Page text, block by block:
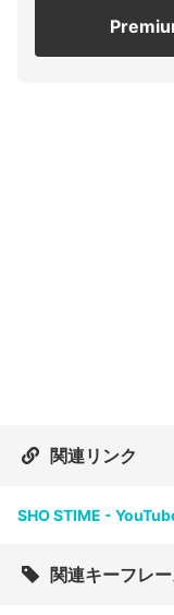
関連リンク
SHO STIME -
関連キーフレ